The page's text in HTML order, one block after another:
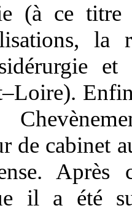
(à ce
la
de cabinet
Après
il a été